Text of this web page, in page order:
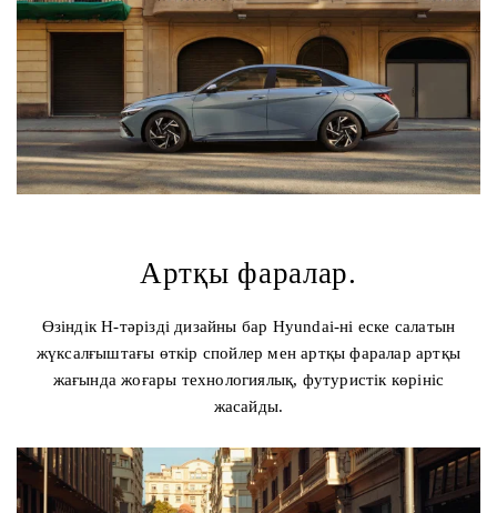
Артқы фаралар.
Өзіндік H-тәрізді дизайны бар Hyundai-ні еске салатын
жүксалғыштағы өткір спойлер мен артқы фаралар артқы
жағында жоғары технологиялық, футуристік көрініс
жасайды.